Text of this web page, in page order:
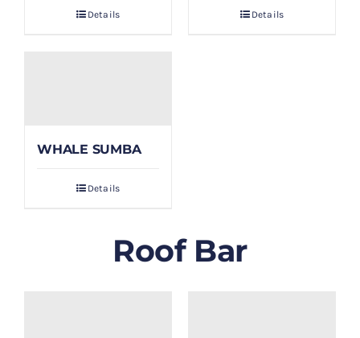
Details Details
WHALE SUMBA
Details
Roof Bar